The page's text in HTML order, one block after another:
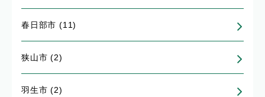
春日部市 (11)
狭山市 (2)
羽生市 (2)